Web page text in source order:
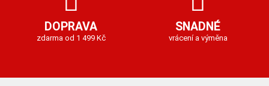
DOPRAVA
zdarma od 1 499 Kč
SNADNÉ
vrácení a výměna